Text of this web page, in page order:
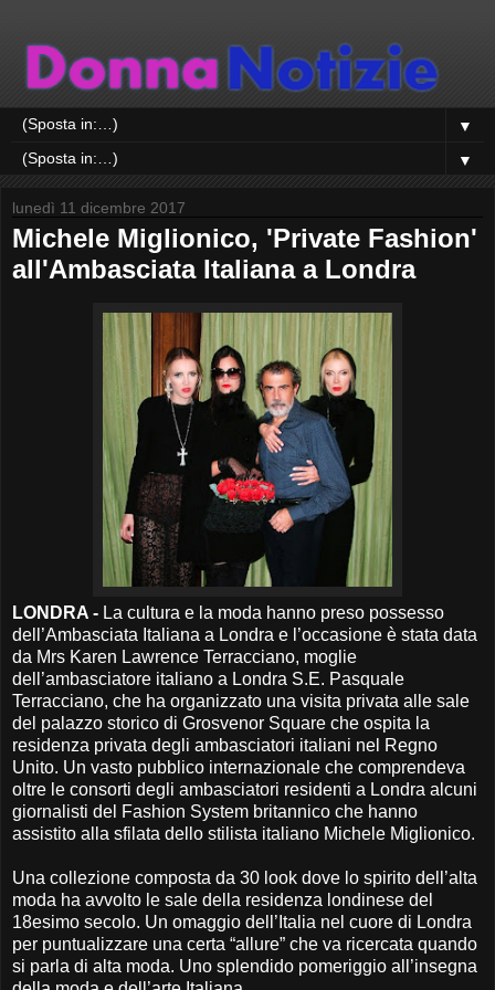
▼
▼
lunedì 11 dicembre 2017
Michele Miglionico, 'Private Fashion'
all'Ambasciata Italiana a Londra
LONDRA - La cultura e la moda hanno preso possesso
dell’Ambasciata Italiana a Londra e l’occasione è stata data
da Mrs Karen Lawrence Terracciano, moglie
dell’ambasciatore italiano a Londra S.E. Pasquale
Terracciano, che ha organizzato una visita privata alle sale
del palazzo storico di Grosvenor Square che ospita la
residenza privata degli ambasciatori italiani nel Regno
Unito. Un vasto pubblico internazionale che comprendeva
oltre le consorti degli ambasciatori residenti a Londra alcuni
giornalisti del Fashion System britannico che hanno
assistito alla sfilata dello stilista italiano Michele Miglionico.
Una collezione composta da 30 look dove lo spirito dell’alta
moda ha avvolto le sale della residenza londinese del
18esimo secolo. Un omaggio dell’Italia nel cuore di Londra
per puntualizzare una certa “allure” che va ricercata quando
si parla di alta moda. Uno splendido pomeriggio all’insegna